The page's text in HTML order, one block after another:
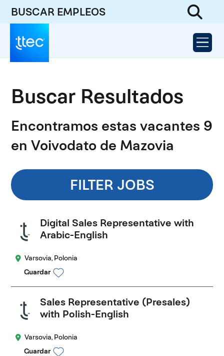
BUSCAR EMPLEOS
Buscar Resultados
Encontramos estas vacantes 9
en Voivodato de Mazovia
FILTER JOBS
Digital Sales Representative with
Arabic-English
Varsovia, Polonia
Guardar
Sales Representative (Presales)
with Polish-English
Varsovia, Polonia
Guardar